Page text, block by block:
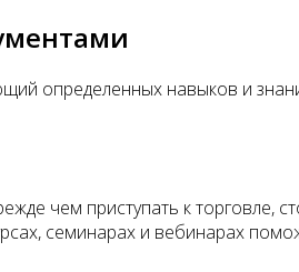
определенных навыков и
чем приступать к торговле,
семинарах и вебинарах